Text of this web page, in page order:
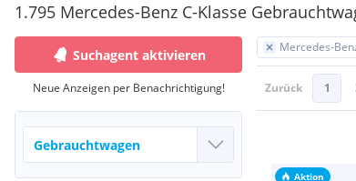
1.795 Mercedes-Benz C-Klasse
Mercedes-
Zurück 1
Aktion
Suchagent aktivieren
Neue Anzeigen per Benachrichtigung!